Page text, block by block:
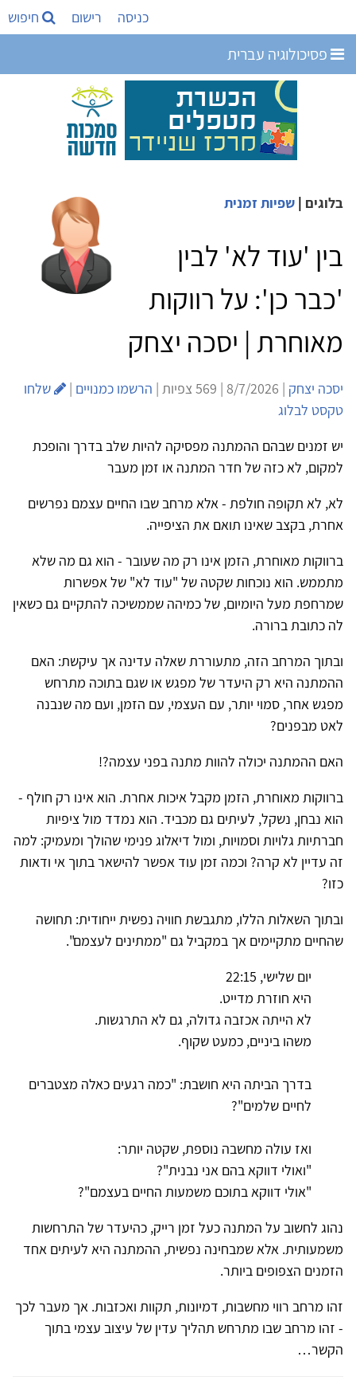
כניסה רישום חיפוש
פסיכולוגיה עברית
בלוגים | שפיות זמנית
בין 'עוד לא' לבין
'כבר כן': על רווקות
מאוחרת | יסכה יצחק
יסכה יצחק | 8/7/2026 | 569 צפיות | הרשמו כמנויים |
שלחו
טקסט לבלוג
יש זמנים שבהם ההמתנה מפסיקה להיות שלב בדרך והופכת
למקום, לא כזה של חדר המתנה או זמן מעבר
לא, לא תקופה חולפת - אלא מרחב שבו החיים עצמם נפרשים
אחרת, בקצב שאינו תואם את הציפייה.
ברווקות מאוחרת, הזמן אינו רק מה שעובר - הוא גם מה שלא
מתממש. הוא נוכחות שקטה של "עוד לא" של אפשרות
שמרחפת מעל היומיום, של כמיהה שממשיכה להתקיים גם כשאין
לה כתובת ברורה.
ובתוך המרחב הזה, מתעוררת שאלה עדינה אך עיקשת: האם
ההמתנה היא רק היעדר של מפגש או שגם בתוכה מתרחש
מפגש אחר, סמוי יותר, עם העצמי, עם הזמן, ועם מה שנבנה
לאט מבפנים?
האם ההמתנה יכולה להוות מתנה בפני עצמה?!
ברווקות מאוחרת, הזמן מקבל איכות אחרת. הוא אינו רק חולף -
הוא נבחן, נשקל, לעיתים גם מכביד. הוא נמדד מול ציפיות
חברתיות גלויות וסמויות, ומול דיאלוג פנימי שהולך ומעמיק: למה
זה עדיין לא קרה? וכמה זמן עוד אפשר להישאר בתוך אי ודאות
כזו?
ובתוך השאלות הללו, מתגבשת חוויה נפשית ייחודית: תחושה
שהחיים מתקיימים אך במקביל גם "ממתינים לעצמם".
יום שלישי, 22:15
היא חוזרת מדייט.
לא הייתה אכזבה גדולה, גם לא התרגשות.
משהו ביניים, כמעט שקוף.
בדרך הביתה היא חושבת: "כמה רגעים כאלה מצטברים
לחיים שלמים"?
ואז עולה מחשבה נוספת, שקטה יותר:
"ואולי דווקא בהם אני נבנית"?
"אולי דווקא בתוכם משמעות החיים בעצמם"?
נהוג לחשוב על המתנה כעל זמן רייק, כהיעדר של התרחשות
משמעותית. אלא שמבחינה נפשית, ההמתנה היא לעיתים אחד
הזמנים הצפופים ביותר.
זהו מרחב רווי מחשבות, דמיונות, תקוות ואכזבות. אך מעבר לכך
- זהו מרחב שבו מתרחש תהליך עדין של עיצוב עצמי בתוך
הקשר…